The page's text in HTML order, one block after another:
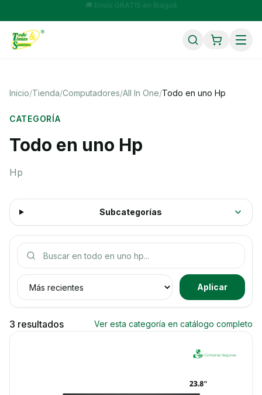
Inicio/Tienda/Computadores/All In One/Todo en uno Hp
CATEGORÍA
Todo en uno Hp
Hp
Subcategorías
Buscar productos
Ordenar productos
Aplicar
3 resultados Ver esta categoría en catálogo completo